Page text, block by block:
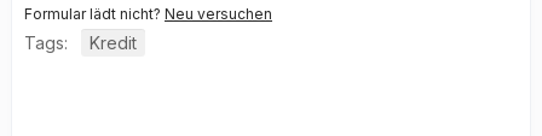
Formular lädt nicht? Neu versuchen
Tags: Kredit